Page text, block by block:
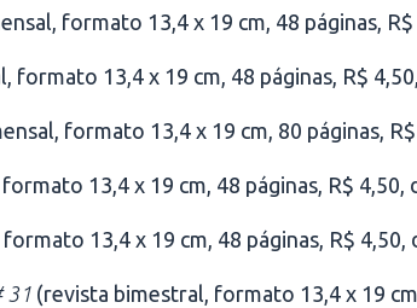
formato 13,4 x 19 cm, 48 páginas,
formato 13,4 x 19 cm, 48 páginas, R$
formato 13,4 x 19 cm, 80 páginas,
13,4 x 19 cm, 48 páginas, R$ 4,50,
13,4 x 19 cm, 48 páginas, R$ 4,50,
31 (revista bimestral, formato 13,4 x 19